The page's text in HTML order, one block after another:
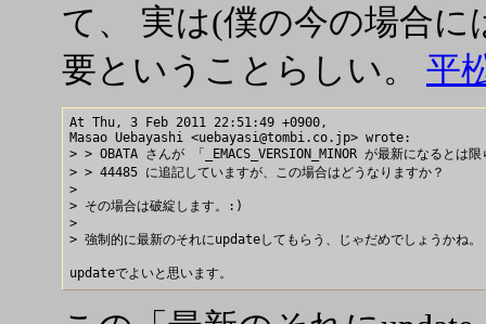
て、 実は(僕の今の場合
要ということらしい。 平
At Thu, 3 Feb 2011 22:51:49 +0900,
Masao Uebayashi <uebayasi@tombi.co.jp> wrote:
> > OBATA さんが 「_EMACS_VERSION_MINOR が最新になるとは限
> > 44485 に追記していますが、この場合はどうなりますか？
>
> その場合は破綻します。:)
>
> 強制的に最新のそれにupdateしてもらう、じゃだめでしょうかね。